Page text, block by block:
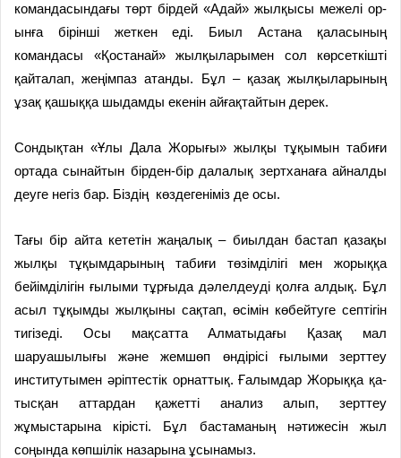
командасындағы төрт бір­дей «Адай» жылқысы межелі ор­
ын­ға бірінші жеткен еді. Биыл Астана қаласының
командасы «Қос­танай» жылқыларымен сол көрсеткішті
қай­талап, жеңімпаз атанды. Бұл – қазақ жылқы­лары­ның
ұзақ қаш­ық­қа шыдамды екен­ін айғақтай­тын дерек.
Сондықтан «Ұлы Дала Жоры­ғы» жылқы тұқымын табиғи
ортада сынайтын бірден-бір далалық зерт­х­анаға айналды
деуге негіз бар. Біздің көздегеніміз де осы.
Тағы бір айта кететін жаңа­лық – биылдан бастап қазақы
жыл­қы тұ­қым­дарының табиғи төзім­ділігі мен жорыққа
бейім­ді­лігін ғылыми тұр­ғы­да дәлелдеуді қолға алдық. Бұл
асыл тұқымды жылқыны сақтап, өсім­ін көбейтуге септігін
тигізеді. Осы мақсатта Ал­матыдағы Қазақ мал
шаруашылығы және жемшөп өндірісі ғылыми зерт­теу
институты­мен әріптестік орнаттық. Ғалымдар Жорыққа қа­
тыс­қан аттардан қа­жет­ті анализ алып, зерттеу
жұмыстарына кірісті. Бұл бастаманың нәтижесін жыл
соңында көпшілік назарына ұсына­мыз.